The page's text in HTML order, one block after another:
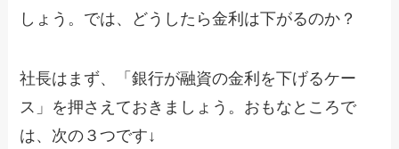
しょう。では、どうしたら金利は下がるのか？
社長はまず、「銀行が融資の金利を下げるケー
ス」を押さえておきましょう。おもなところで
は、次の３つです↓